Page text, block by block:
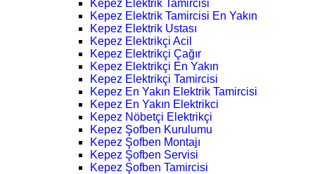
Kepez Elektrik Tamircisi
Kepez Elektrik Tamircisi En Yakın
Kepez Elektrik Ustası
Kepez Elektrikçi Acil
Kepez Elektrikçi Çağır
Kepez Elektrikçi En Yakın
Kepez Elektrikçi Tamircisi
Kepez En Yakın Elektrik Tamircisi
Kepez En Yakın Elektrikci
Kepez Nöbetçi Elektrikçi
Kepez Şofben Kurulumu
Kepez Şofben Montajı
Kepez Şofben Servisi
Kepez Şofben Tamircisi